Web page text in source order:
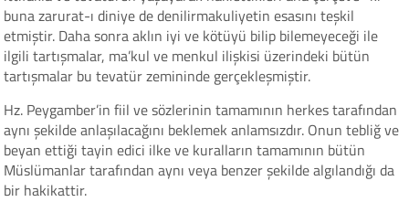
buna zarurat-ı diniye de denilirmakuliyetin esasını teşkil
etmiştir. Daha sonra aklın iyi ve kötüyü bilip bilemeyeceği ile
ilgili tartışmalar, ma’kul ve menkul ilişkisi üzerindeki bütün
tartışmalar bu tevatür zemininde gerçekleşmiştir.
Hz. Peygamber’in fiil ve sözlerinin tamamının herkes tarafından
aynı şekilde anlaşılacağını beklemek anlamsızdır. Onun tebliğ ve
beyan ettiği tayin edici ilke ve kuralların tamamının bütün
Müslümanlar tarafından aynı veya benzer şekilde algılandığı da
bir hakikattir.